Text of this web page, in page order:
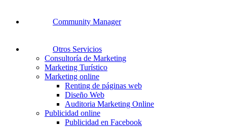
Community Manager
Otros Servicios
Consultoría de Marketing
Marketing Turístico
Marketing online
Renting de páginas web
Diseño Web
Auditoria Marketing Online
Publicidad online
Publicidad en Facebook